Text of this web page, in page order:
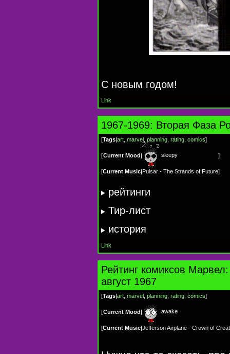
C новым годом!
Link
1967-1969: Вторая Фаза
[Tags|art marvel planning rating сomics]
[Current Mood| sleepy ]
[Current Music|Pulsar - The Strands of Future]
рейтинги
Тир-лист
история
Link
Рейтинг комиксов
август 1967
[Tags|art marvel planning rating сomics]
[Current Mood| awake
[Current Music|Jefferson Airplane - Crown of